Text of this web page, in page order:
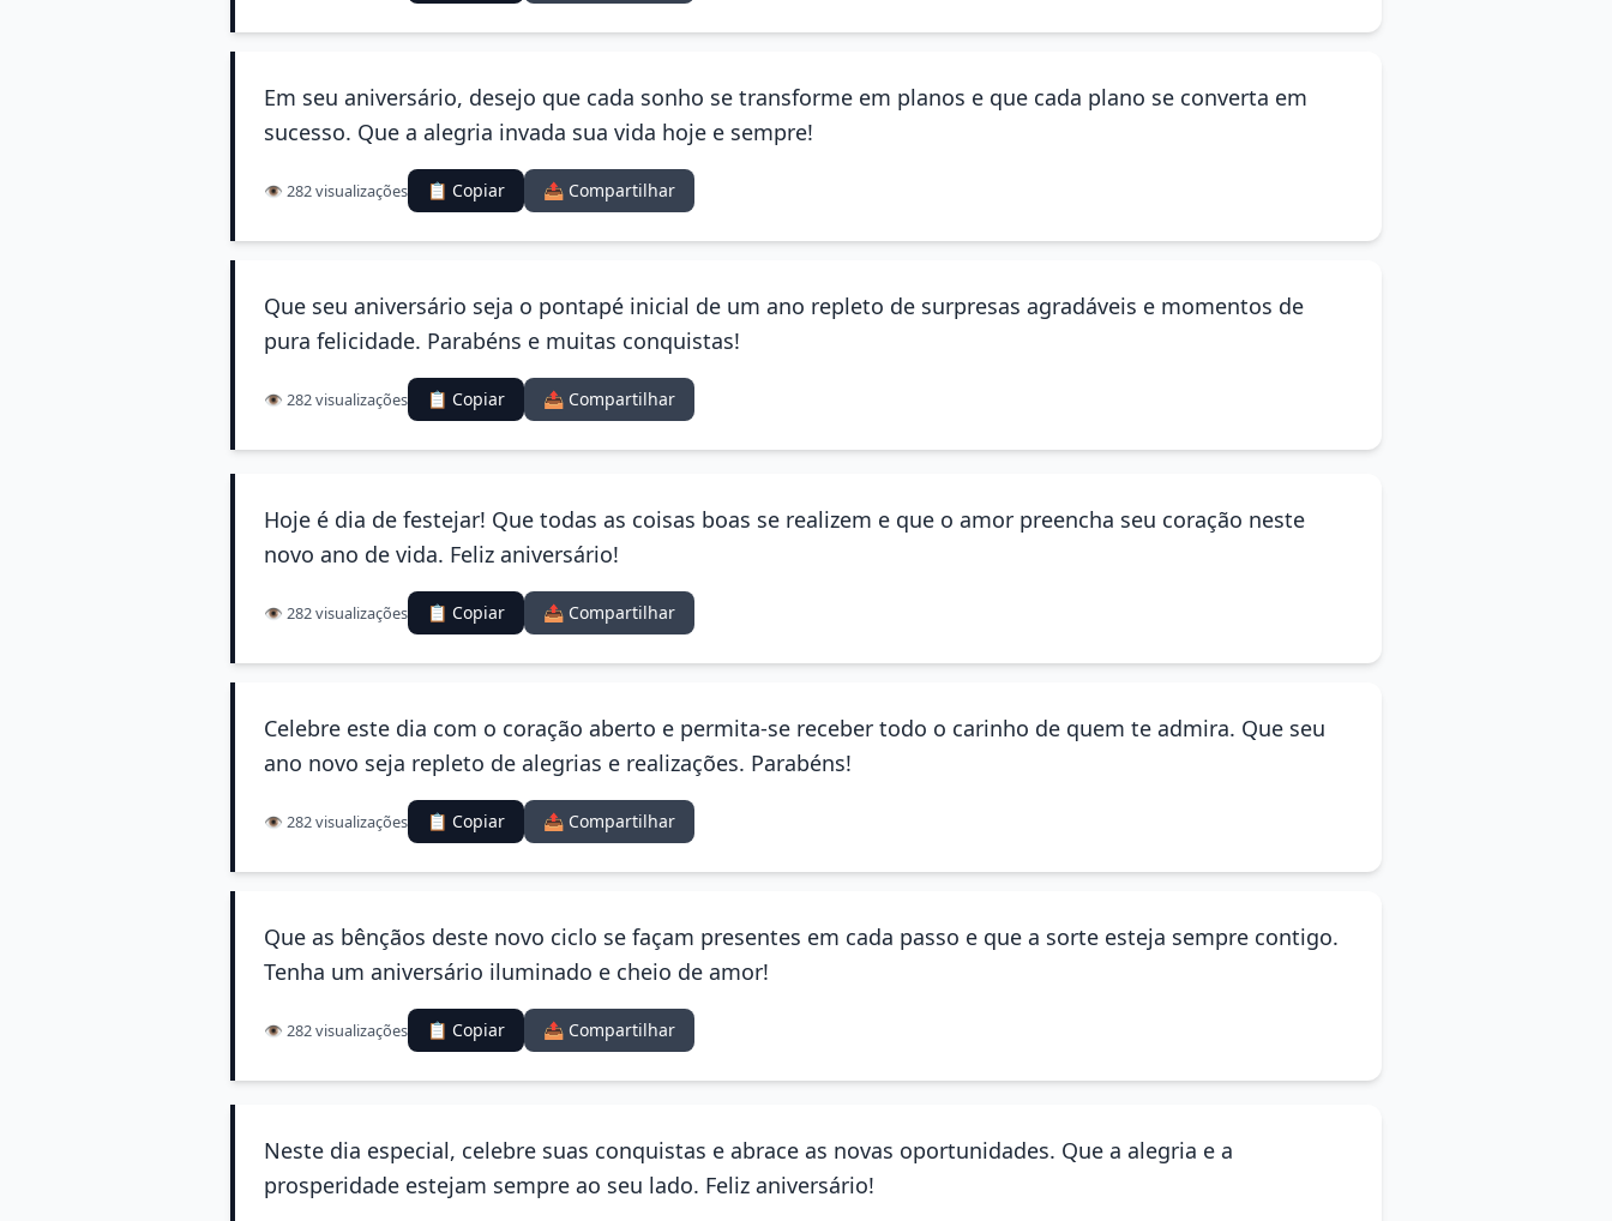
Em seu aniversário, desejo que cada sonho se transforme em planos e que cada plano se converta em
sucesso. Que a alegria invada sua vida hoje e sempre!
👁️ 282 visualizações 📋 Copiar 📤 Compartilhar
Que seu aniversário seja o pontapé inicial de um ano repleto de surpresas agradáveis e momentos de
pura felicidade. Parabéns e muitas conquistas!
👁️ 282 visualizações 📋 Copiar 📤 Compartilhar
Hoje é dia de festejar! Que todas as coisas boas se realizem e que o amor preencha seu coração neste
novo ano de vida. Feliz aniversário!
👁️ 282 visualizações 📋 Copiar 📤 Compartilhar
Celebre este dia com o coração aberto e permita-se receber todo o carinho de quem te admira. Que seu
ano novo seja repleto de alegrias e realizações. Parabéns!
👁️ 282 visualizações 📋 Copiar 📤 Compartilhar
Que as bênçãos deste novo ciclo se façam presentes em cada passo e que a sorte esteja sempre contigo.
Tenha um aniversário iluminado e cheio de amor!
👁️ 282 visualizações 📋 Copiar 📤 Compartilhar
Neste dia especial, celebre suas conquistas e abrace as novas oportunidades. Que a alegria e a
prosperidade estejam sempre ao seu lado. Feliz aniversário!